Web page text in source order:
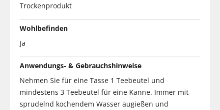
Trockenprodukt
Wohlbefinden
Ja
Anwendungs- & Gebrauchshinweise
Nehmen Sie für eine Tasse 1 Teebeutel und
mindestens 3 Teebeutel für eine Kanne. Immer mit
sprudelnd kochendem Wasser augießen und